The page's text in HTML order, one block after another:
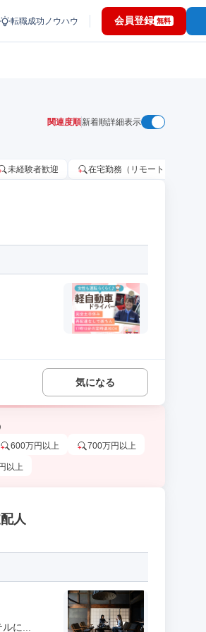
転職成功ノウハウ 会員登録 無料
関連度順新着順詳細表示
未経験者歓迎 在宅勤務（リモートワーク）OK
気になる
600万円以上 700万円以上
以上
人
に...